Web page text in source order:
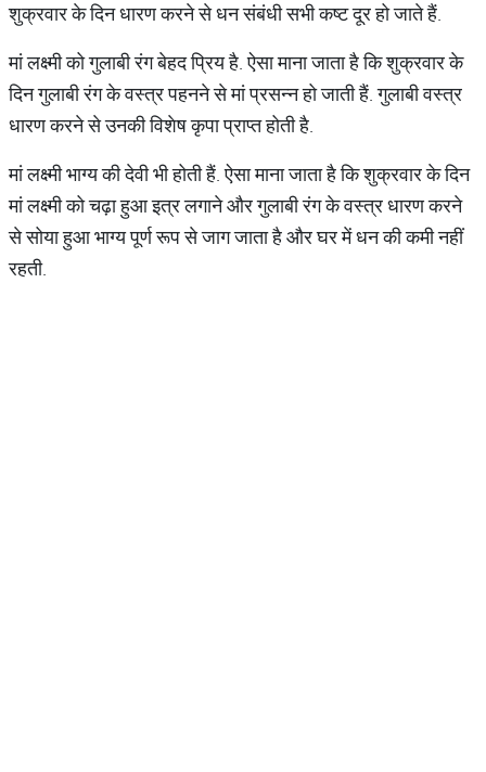
शुक्रवार के दिन धारण करने से धन संबंधी सभी कष्ट दूर हो जाते हैं.
मां लक्ष्मी को गुलाबी रंग बेहद प्रिय है. ऐसा माना जाता है कि शुक्रवार के
दिन गुलाबी रंग के वस्त्र पहनने से मां प्रसन्न हो जाती हैं. गुलाबी वस्त्र
धारण करने से उनकी विशेष कृपा प्राप्त होती है.
मां लक्ष्मी भाग्य की देवी भी होती हैं. ऐसा माना जाता है कि शुक्रवार के दिन
मां लक्ष्मी को चढ़ा हुआ इत्र लगाने और गुलाबी रंग के वस्त्र धारण करने
से सोया हुआ भाग्य पूर्ण रूप से जाग जाता है और घर में धन की कमी नहीं
रहती.